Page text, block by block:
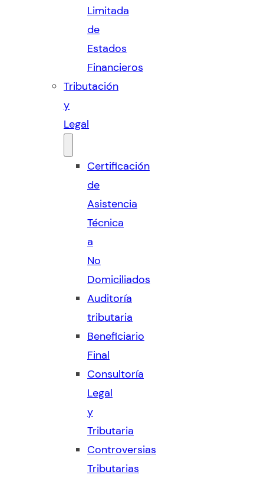
Limitada
de
Estados
Financieros
Tributación
y
Legal
Certificación
de
Asistencia
Técnica
a
No
Domiciliados
Auditoría
tributaria
Beneficiario
Final
Consultoría
Legal
y
Tributaria
Controversias
Tributarias